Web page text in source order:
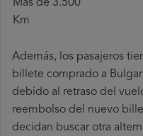
Más de 3.500
Km
Además, los pasajeros
billete comprado a
debido al retraso del
reembolso del nuevo
decidan buscar otra